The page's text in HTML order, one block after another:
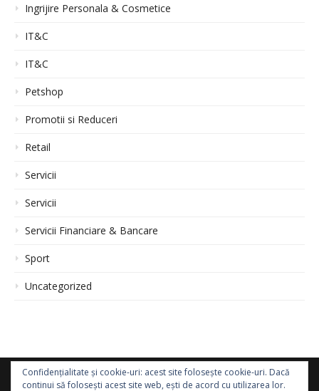
Ingrijire Personala & Cosmetice
IT&C
IT&C
Petshop
Promotii si Reduceri
Retail
Servicii
Servicii
Servicii Financiare & Bancare
Sport
Uncategorized
Confidențialitate și cookie-uri: acest site folosește cookie-uri. Dacă
continui să folosești acest site web, ești de acord cu utilizarea lor.